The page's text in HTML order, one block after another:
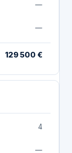
—
—
129 500 €
4
—